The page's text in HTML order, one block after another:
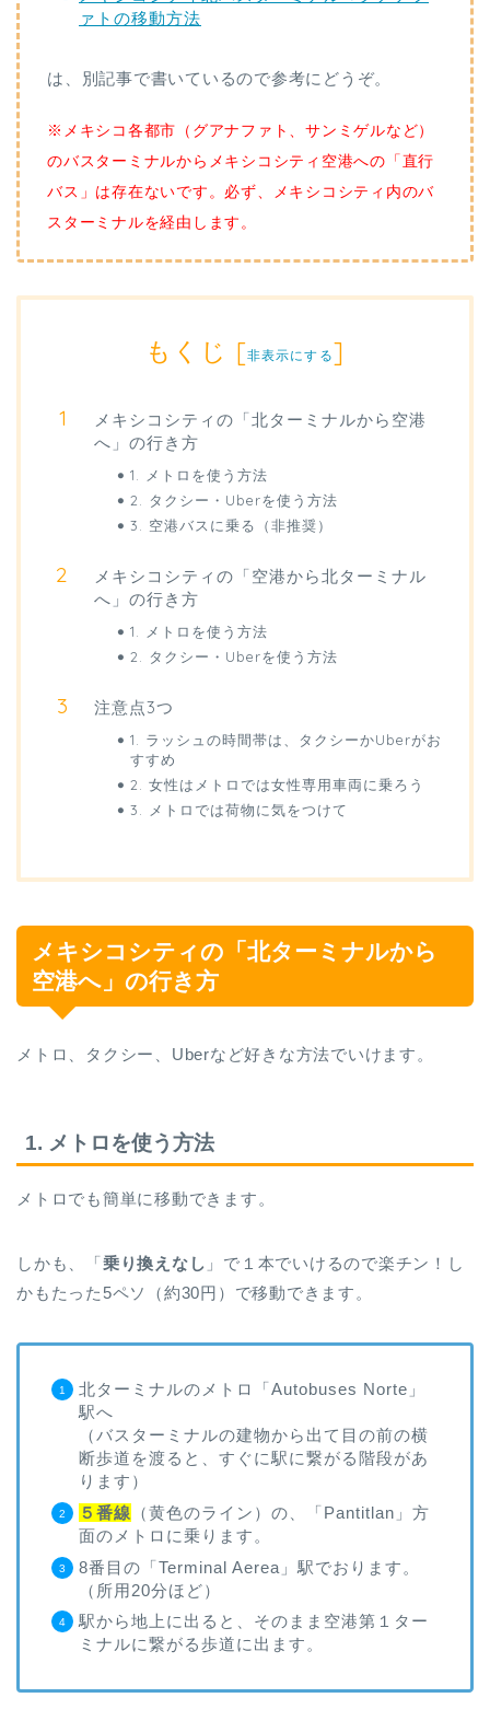
ァトの移動方法
は、別記事で書いているので参考にどうぞ。
※メキシコ各都市（グアナファト、サンミゲルなど）
のバスターミナルからメキシコシティ空港への「直行
バス」は存在ないです。必ず、メキシコシティ内のバ
スターミナルを経由します。
もくじ [非表示にする]
メキシコシティの「北ターミナルから空港
へ」の行き方
1. メトロを使う方法
2. タクシー・Uberを使う方法
3. 空港バスに乗る（非推奨）
メキシコシティの「空港から北ターミナル
へ」の行き方
1. メトロを使う方法
2. タクシー・Uberを使う方法
注意点3つ
1. ラッシュの時間帯は、タクシーかUberがお
すすめ
2. 女性はメトロでは女性専用車両に乗ろう
3. メトロでは荷物に気をつけて
メキシコシティの「北ターミナルから
空港へ」の行き方
メトロ、タクシー、Uberなど好きな方法でいけます。
1. メトロを使う方法
メトロでも簡単に移動できます。
しかも、「乗り換えなし 」で１本でいけるので楽チン！し
かもたった5ペソ（約30円）で移動できます。
北ターミナルのメトロ「Autobuses Norte」
駅へ
（バスターミナルの建物から出て目の前の横
断歩道を渡ると、すぐに駅に繋がる階段があ
ります）
５番線 （黄色のライン）の、「Pantitlan」方
面のメトロに乗ります。
8番目の「Terminal Aerea」駅でおります。
（所用20分ほど）
駅から地上に出ると、そのまま空港第１ター
ミナルに繋がる歩道に出ます。